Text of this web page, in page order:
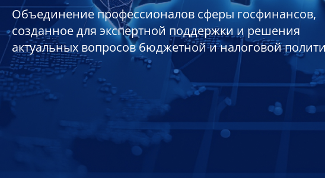
Объединение профессионалов сферы госфинансов,
созданное для экспертной поддержки и решения
актуальных вопросов бюджетной и налоговой